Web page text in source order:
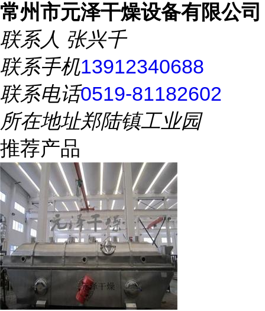
常州市元泽干燥设备有限公司
联系人 张兴千
联系手机13912340688
联系电话0519-81182602
所在地址郑陆镇工业园
推荐产品